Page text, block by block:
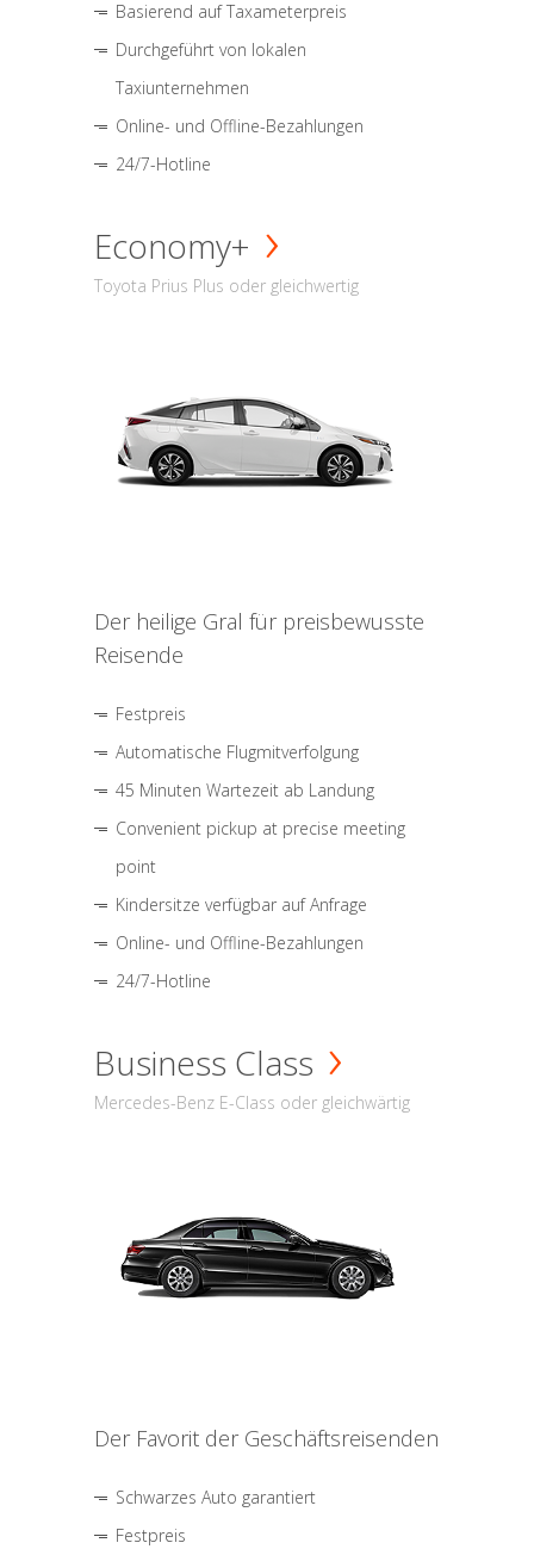
Basierend auf Taxameterpreis
Durchgeführt von lokalen
Taxiunternehmen
Online- und Offline-Bezahlungen
24/7-Hotline
Economy+
Toyota Prius Plus oder gleichwertig
Der heilige Gral für preisbewusste
Reisende
Festpreis
Automatische Flugmitverfolgung
45 Minuten Wartezeit ab Landung
Convenient pickup at precise meeting
point
Kindersitze verfügbar auf Anfrage
Online- und Offline-Bezahlungen
24/7-Hotline
Business Class
Mercedes-Benz E-Class oder gleichwärtig
Der Favorit der Geschäftsreisenden
Schwarzes Auto garantiert
Festpreis